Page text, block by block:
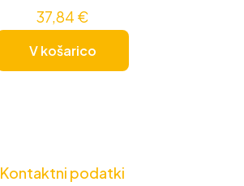
37,84 €
V košarico
Kontaktni podatki